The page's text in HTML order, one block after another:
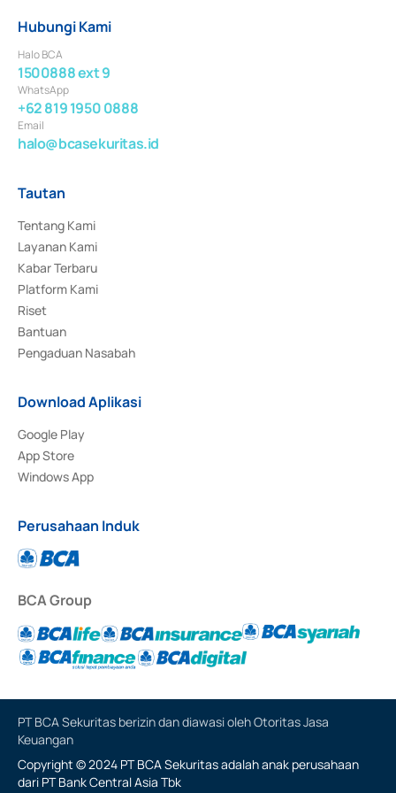
Hubungi Kami
Halo BCA
1500888 ext 9
WhatsApp
+62 819 1950 0888
Email
halo@bcasekuritas.id
Tautan
Tentang Kami
Layanan Kami
Kabar Terbaru
Platform Kami
Riset
Bantuan
Pengaduan Nasabah
Download Aplikasi
Google Play
App Store
Windows App
Perusahaan Induk
BCA Group
PT BCA Sekuritas berizin dan diawasi oleh Otoritas Jasa
Keuangan
Copyright © 2024 PT BCA Sekuritas adalah anak perusahaan
dari PT Bank Central Asia Tbk